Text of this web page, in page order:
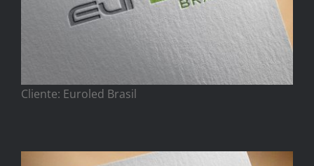
Cliente: Euroled Brasil